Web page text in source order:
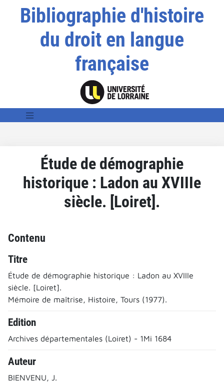
Bibliographie d'histoire
du droit en langue
française
Étude de démographie
historique : Ladon au XVIIIe
siècle. [Loiret].
Contenu
Titre
Étude de démographie historique : Ladon au XVIIIe
siècle. [Loiret].
Mémoire de maîtrise, Histoire, Tours (1977).
Edition
Archives départementales (Loiret) - 1Mi 1684
Auteur
BIENVENU, J.